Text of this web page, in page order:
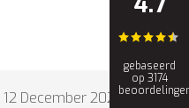
12 December 2024 at 18:44
gebaseerd
op 3174